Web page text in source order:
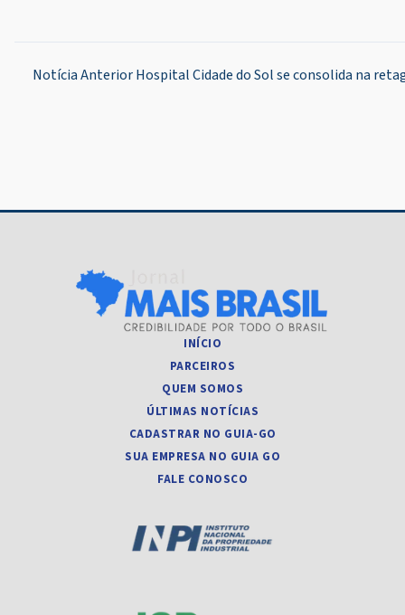
Navegação
Notícia Anterior Hospital Cidade do Sol se consolida na
INÍCIO
PARCEIROS
QUEM SOMOS
ÚLTIMAS NOTÍCIAS
CADASTRAR NO GUIA-GO
SUA EMPRESA NO GUIA GO
FALE CONOSCO